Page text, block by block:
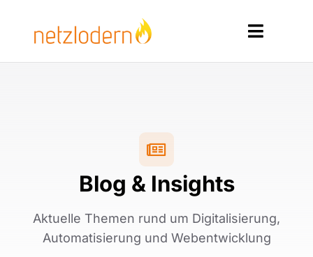
springen
Toggle
Kontakt
Blog & Insights
Aktuelle Themen rund um Digitalisierung,
Automatisierung und Webentwicklung